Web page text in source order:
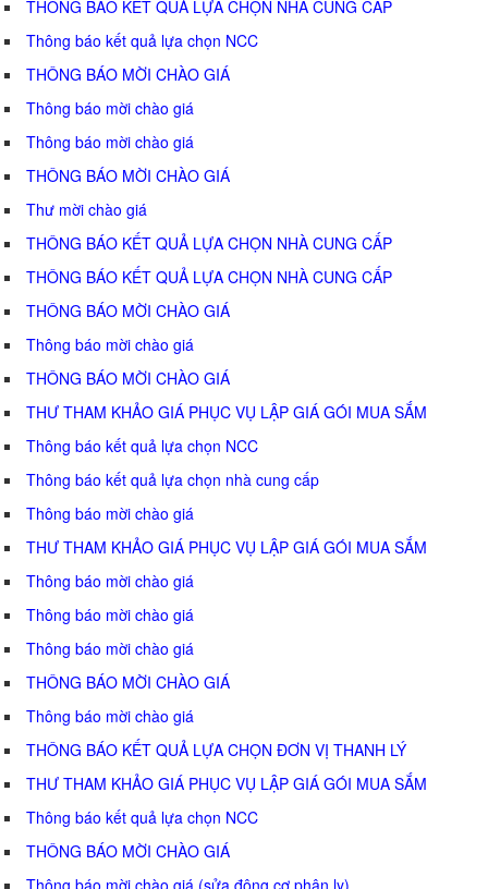
THÔNG BÁO KẾT QUẢ LỰA CHỌN NHÀ CUNG CẤP
Thông báo kết quả lựa chọn NCC
THÔNG BÁO MỜI CHÀO GIÁ
Thông báo mời chào giá
Thông báo mời chào giá
THÔNG BÁO MỜI CHÀO GIÁ
Thư mời chào giá
THÔNG BÁO KẾT QUẢ LỰA CHỌN NHÀ CUNG CẤP
THÔNG BÁO KẾT QUẢ LỰA CHỌN NHÀ CUNG CẤP
THÔNG BÁO MỜI CHÀO GIÁ
Thông báo mời chào giá
THÔNG BÁO MỜI CHÀO GIÁ
THƯ THAM KHẢO GIÁ PHỤC VỤ LẬP GIÁ GÓI MUA SẮM
Thông báo kết quả lựa chọn NCC
Thông báo kết quả lựa chọn nhà cung cấp
Thông báo mời chào giá
THƯ THAM KHẢO GIÁ PHỤC VỤ LẬP GIÁ GÓI MUA SẮM
Thông báo mời chào giá
Thông báo mời chào giá
Thông báo mời chào giá
THÔNG BÁO MỜI CHÀO GIÁ
Thông báo mời chào giá
THÔNG BÁO KẾT QUẢ LỰA CHỌN ĐƠN VỊ THANH LÝ
THƯ THAM KHẢO GIÁ PHỤC VỤ LẬP GIÁ GÓI MUA SẮM
Thông báo kết quả lựa chọn NCC
THÔNG BÁO MỜI CHÀO GIÁ
Thông báo mời chào giá (sửa động cơ phân ly)